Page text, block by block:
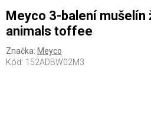
Meyco 3-balení mušelín
animals toffee
Značka: Meyco
Kód: 152ADBW02M3